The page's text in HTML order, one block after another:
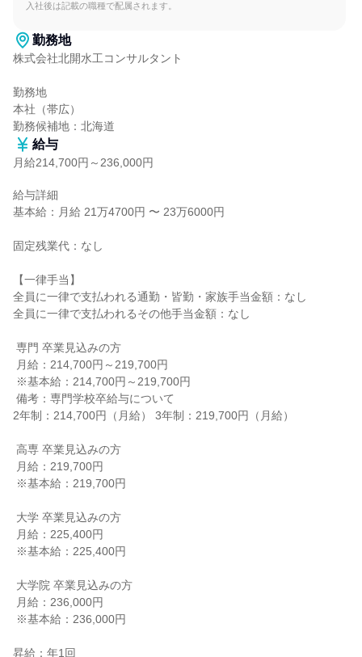
入社後は記載の職種で配属されます。
勤務地
株式会社北開水工コンサルタント
勤務地
本社（帯広）
勤務候補地：北海道
給与
月給214,700円～236,000円
給与詳細
基本給：月給 21万4700円 〜 23万6000円
固定残業代：なし
【一律手当】
全員に一律で支払われる通勤・皆勤・家族手当金額：なし
全員に一律で支払われるその他手当金額：なし
2年制：214,700円（月給） 3年制：219,700円（月給）
昇給：年1回